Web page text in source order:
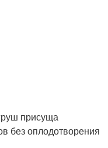
присуща
без оплодотворения